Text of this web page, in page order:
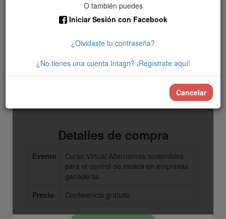
Teléfono:
Detalles de compra
Evento
Curso Virtual Alternativas sostenibles
para el control de mosca en empresas
ganaderas
Precio
Conferencia gratuita
O también puedes
Iniciar Sesión con Facebook
¿Olvidaste tu contraseña?
¿No tienes una cuenta Intagri? ¡Regístrate aquí!
Cancelar